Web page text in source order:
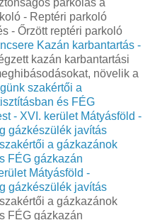
- Reptéri parkoló
- Őrzött reptéri parkoló
Kazán karbantartás -
kazán karbantartási
növelik a
szakértői a
és FÉG
- XVI. kerület Mátyásföld -
gázkészülék javítás
a gázkazánok
FÉG gázkazán
Mátyásföld -
gázkészülék javítás
a gázkazánok
FÉG gázkazán